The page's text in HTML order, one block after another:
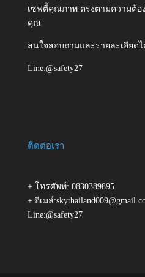
เซฟตี้คุณภาพ ตรงตามความต้อ
คุณ
สนใจสอบถามและรายละเอียดไ
Line:@safety27
ติดต่อเรา
+ โทรศัพท์: 0830389895
+ อีเมล์
Line:@safety27